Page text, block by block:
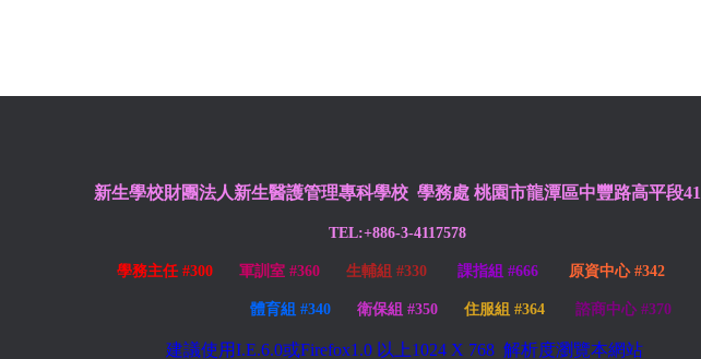
新生學校財團法人新生醫護管理專科學校 學務處 桃園市龍潭區中豐路高平段
TEL:+886-3-4117578
學務主任 #300 軍訓室 #360 生輔組 #330 課指組 #666 原資中心 #342
體育組 #340 衛保組 #350 住服組 #364 諮商中心 #370
建議使用I.E.6.0或Firefox1.0 以上1024 X 768 解析度瀏覽本網站